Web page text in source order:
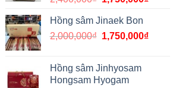
Hồng sâm Jinaek Bon
2,000,000₫ 1,750,000₫
Hồng sâm Jinhyosam
Hongsam Hyogam